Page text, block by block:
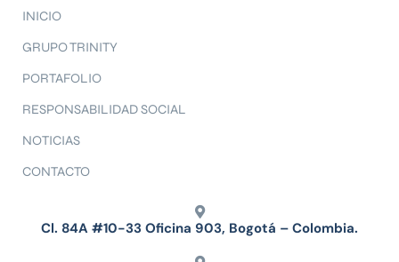
INICIO
GRUPO TRINITY
PORTAFOLIO
RESPONSABILIDAD SOCIAL
NOTICIAS
CONTACTO
Cl. 84A #10-33 Oficina 903, Bogotá – Colombia.